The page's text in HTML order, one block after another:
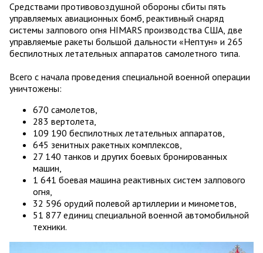
Средствами противовоздушной обороны сбиты пять
управляемых авиационных бомб, реактивный снаряд
системы залпового огня HIMARS производства США, две
управляемые ракеты большой дальности «Нептун» и 265
беспилотных летательных аппаратов самолетного типа.
Всего с начала проведения специальной военной операции
уничтожены:
670 самолетов,
283 вертолета,
109 190 беспилотных летательных аппаратов,
645 зенитных ракетных комплексов,
27 140 танков и других боевых бронированных
машин,
1 641 боевая машина реактивных систем залпового
огня,
32 596 орудий полевой артиллерии и минометов,
51 877 единиц специальной военной автомобильной
техники.